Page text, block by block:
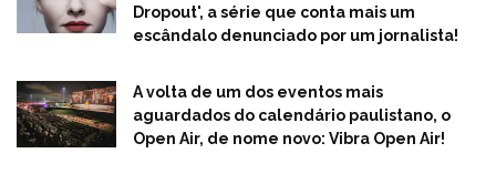
Dropout', a série que conta mais um
escândalo denunciado por um jornalista!
A volta de um dos eventos mais
aguardados do calendário paulistano, o
Open Air, de nome novo: Vibra Open Air!